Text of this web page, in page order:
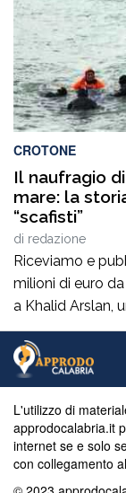
CROTONE
Il naufragio
mare: la
“scafisti”
di redazione
Riceviamo e
milioni di euro
a Khalid Arslan,
naufragio di
Novantaquattro
di Mediterraneo
L'utilizzo di
approdocalabria.it
internet se e solo
con collegamento